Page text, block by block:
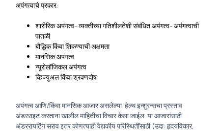
अपंगत्वाचे प्रकार:
शारीरिक अपंगत्व- व्यक्तीच्या गतिशीलतेशी संबंधित अपंगत्व- अपंगत्वाची
पातळी
बौद्धिक किंवा शिकण्याची अक्षमता
मानसिक अपंगत्व
न्यूरोलॉजिकल अपंगत्व
व्हिज्युअल किंवा श्रवणदोष
अपंगत्व आणि/किंवा मानसिक आजार असलेल्या हेल्थ इन्शुरन्सचा प्रस्ताव
अंडरराइट करताना खालील माहितीचा विचार केला जाईल. या आजारांसाठी
अंडररायटिंग सराव इतर कोणत्याही वैद्यकीय परिस्थितींसाठी (उदा: हृदयविकार,